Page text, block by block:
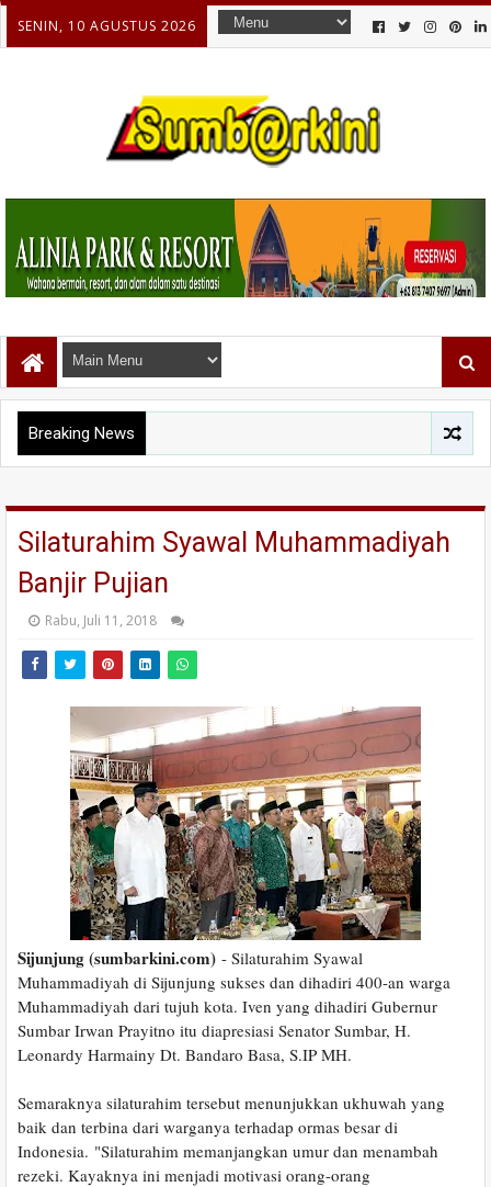
SENIN, 10 AGUSTUS 2026
Breaking News
Silaturahim Syawal Muhammadiyah
Banjir Pujian
Rabu, Juli 11, 2018
Sijunjung (sumbarkini.com) - Silaturahim Syawal
Muhammadiyah di Sijunjung sukses dan dihadiri 400-an warga
Muhammadiyah dari tujuh kota. Iven yang dihadiri Gubernur
Sumbar Irwan Prayitno itu diapresiasi Senator Sumbar, H.
Leonardy Harmainy Dt. Bandaro Basa, S.IP MH.
Semaraknya silaturahim tersebut menunjukkan ukhuwah yang
baik dan terbina dari warganya terhadap ormas besar di
Indonesia. "Silaturahim memanjangkan umur dan menambah
rezeki. Kayaknya ini menjadi motivasi orang-orang